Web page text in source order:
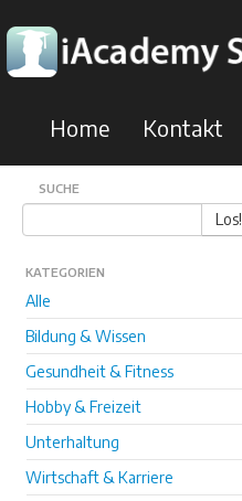
Home Kontakt
SUCHE
Los!
KATEGORIEN
Alle
Bildung & Wissen
Gesundheit & Fitness
Hobby & Freizeit
Unterhaltung
Wirtschaft & Karriere